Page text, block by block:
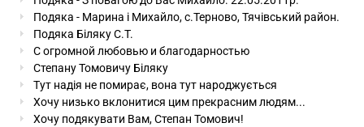
Подяка - Марина і Михайло, с.Терново, Тячівський район.
Подяка Біляку С.Т.
С огромной любовью и благодарностью
Степану Томовичу Біляку
Тут надія не помирає, вона тут народжується
Хочу низько вклонитися цим прекрасним людям...
Хочу подякувати Вам, Степан Томович!